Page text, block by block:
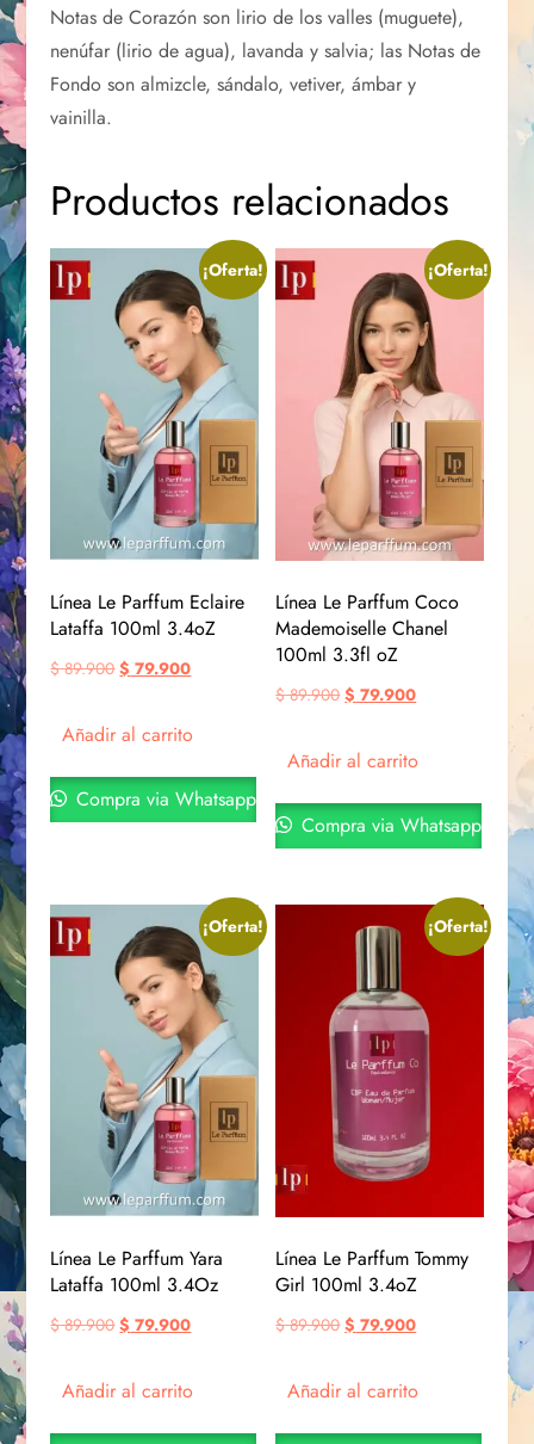
Notas de Corazón son lirio de los valles (muguete),
nenúfar (lirio de agua), lavanda y salvia; las Notas de
Fondo son almizcle, sándalo, vetiver, ámbar y
vainilla.
Productos relacionados
¡Oferta!
Línea Le Parffum Eclaire
Lataffa 100ml 3.4oZ
$89.900 $ 79.900
Añadir al carrito
Compra via Whatsapp
¡Oferta!
Línea Le Parffum Coco
Mademoiselle Chanel
100ml 3.3fl oZ
$89.900 $ 79.900
Añadir al carrito
Compra via Whatsapp
¡Oferta!
Línea Le Parffum Yara
Lataffa 100ml 3.4Oz
$89.900 $ 79.900
Añadir al carrito
¡Oferta!
Línea Le Parffum Tommy
Girl 100ml 3.4oZ
$89.900 $ 79.900
Añadir al carrito